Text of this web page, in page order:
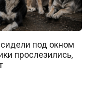
под окном
прослезились,